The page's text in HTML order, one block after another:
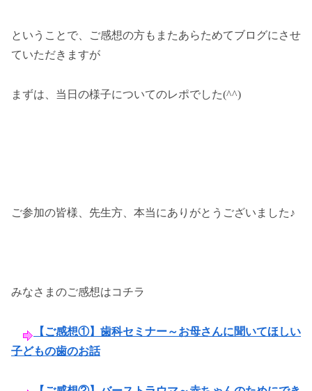
ということで、ご感想の方もまたあらためてブログにさせ
ていただきますが
まずは、当日の様子についてのレポでした(^^)
ご参加の皆様、先生方、本当にありがとうございました♪
みなさまのご感想はコチラ
【ご感想①】歯科セミナー～お母さんに聞いてほしい
子どもの歯のお話